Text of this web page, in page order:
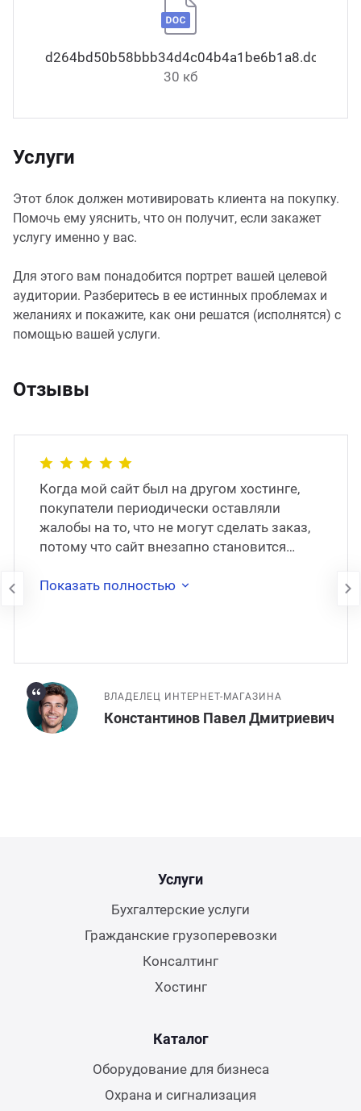
d264bd50b58bbb34d4c04b4a1be6b1a8.docx
30 кб
Услуги
Этот блок должен мотивировать клиента на покупку.
Помочь ему уяснить, что он получит, если закажет
услугу именно у вас.
Для этого вам понадобится портрет вашей целевой
аудитории. Разберитесь в ее истинных проблемах и
желаниях и покажите, как они решатся (исполнятся) с
помощью вашей услуги.
Отзывы
Когда мой сайт был на другом хостинге,
покупатели периодически оставляли
жалобы на то, что не могут сделать заказ,
потому что сайт внезапно становится
перенесён на
Показать полностью
ВЛАДЕЛЕЦ ИНТЕРНЕТ-МАГАЗИНА
Константинов Павел Дмитриевич
Услуги
Бухгалтерские услуги
Гражданские грузоперевозки
Консалтинг
Хостинг
Каталог
Оборудование для бизнеса
Охрана и сигнализация